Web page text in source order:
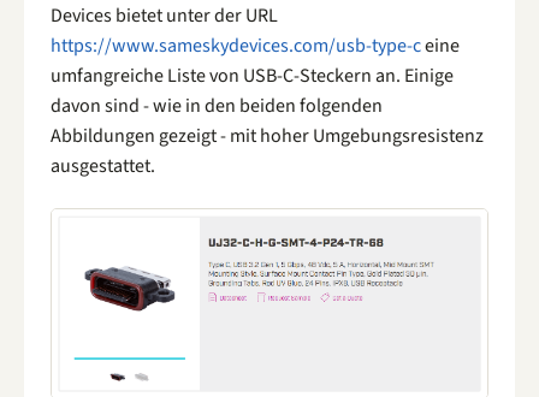
Devices bietet unter der URL
https://www.sameskydevices.com/usb-type-ceine
umfangreiche Liste von USB-C-Steckern an. Einige
davon sind - wie in den beiden folgenden
Abbildungen gezeigt - mit hoher Umgebungsresistenz
ausgestattet.